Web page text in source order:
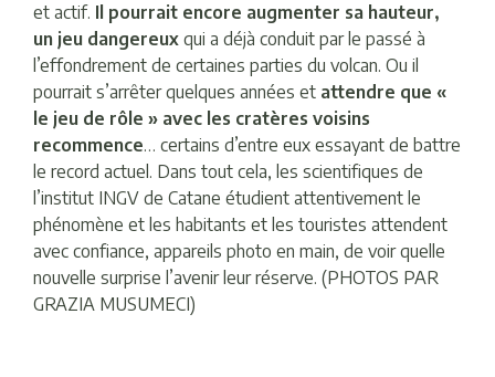
et actif. Il pourrait encore augmenter sa hauteur,
un jeu dangereux qui a déjà conduit par le passé à
l’effondrement de certaines parties du volcan. Ou il
pourrait s’arrêter quelques années et attendre que «
le jeu de rôle » avec les cratères voisins
recommence… certains d’entre eux essayant de battre
le record actuel. Dans tout cela, les scientifiques de
l’institut INGV de Catane étudient attentivement le
phénomène et les habitants et les touristes attendent
avec confiance, appareils photo en main, de voir quelle
nouvelle surprise l’avenir leur réserve. (PHOTOS PAR
GRAZIA MUSUMECI)